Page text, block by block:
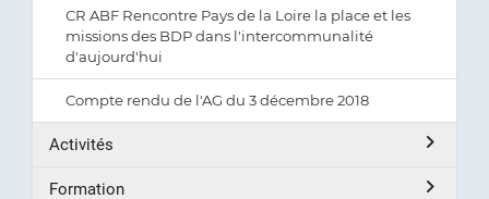
CR ABF Rencontre Pays de la Loire la place et les
missions des BDP dans l'intercommunalité
d'aujourd'hui
Compte rendu de l'AG du 3 décembre 2018
Activités
Formation